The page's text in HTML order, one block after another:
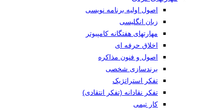
اصول اولیه برنامه نویسی
زبان انگلیسی
مهارتهای هفتگانه کامپیوتر
اخلاق حرفه ای
اصول و فنون مذاکره
برندسازی شخصی
تفکر استراتژیک
تفکر نقادانه (تفکر انتقادی)
کار تیمی